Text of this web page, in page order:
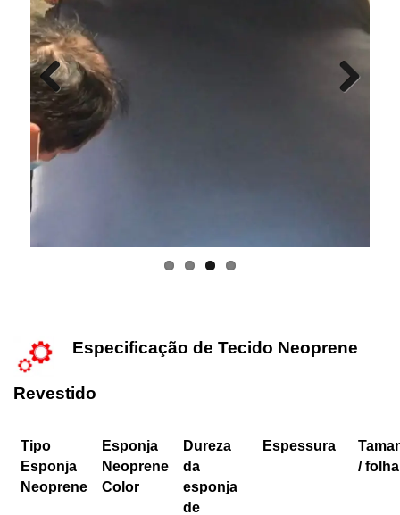
Previous
Especificação de Tecido Neoprene
Revestido
Tipo
Esponja
Neoprene
Esponja
Neoprene
Color
Dureza
da
esponja
de
Espessura
/ folha